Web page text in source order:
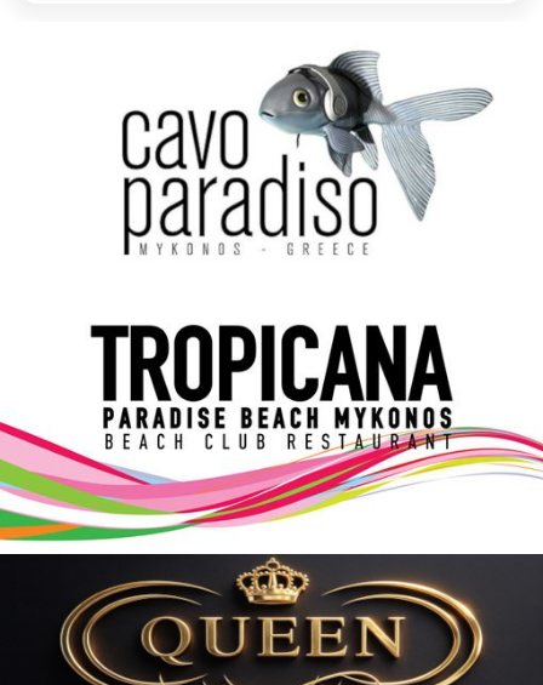
Elections 2023